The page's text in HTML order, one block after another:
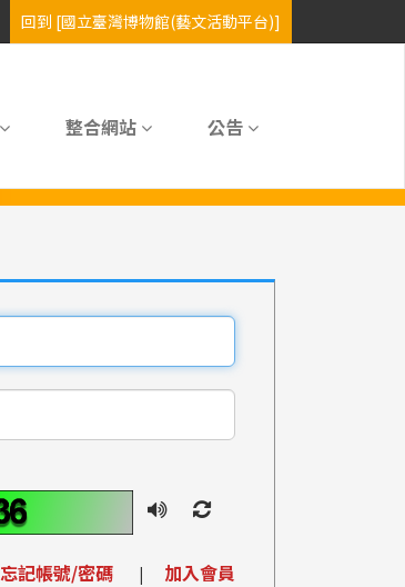
整合網站 公告
忘記帳號/密碼 | 加入會員